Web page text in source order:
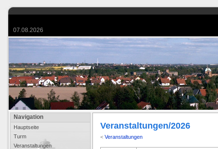
07.08.2026
Navigation
Hauptseite
Turm
Veranstaltungen
Veranstaltungen/2026
< Veranstaltungen